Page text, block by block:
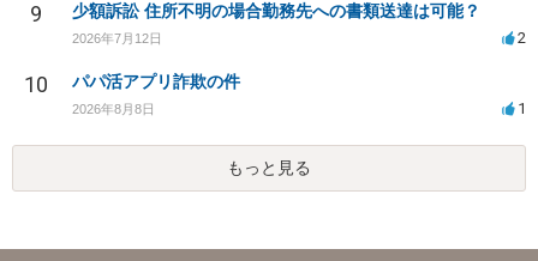
9 少額訴訟 住所不明の場合勤務先への書類送達は可能？
2026年7月12日 2
10 パパ活アプリ詐欺の件
2026年8月8日 1
もっと見る